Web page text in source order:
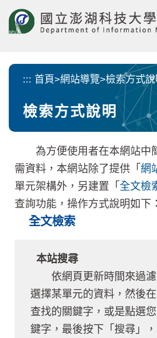
::: 首頁>網站導覽>檢索方式說
檢索方式說明
為方便使用者在本網站中
需資料，本網站除了提供「 網
單元架構外，另建置「 全文檢
查詢功能，操作方式說明如下：
全文檢索
本站搜尋
依網頁更新時間來過濾
選擇某單元的資料，然後
查找的關鍵字，或是點選
鍵字，最後按下「搜尋」